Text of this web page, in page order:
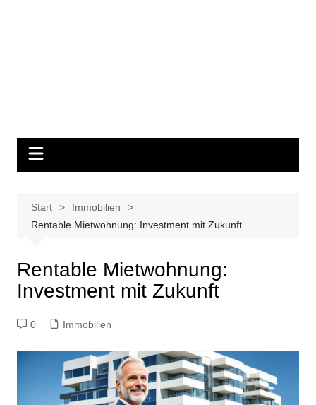
Start
Immobilien
Rentable Mietwohnung: Investment mit Zukunft
Rentable Mietwohnung:
Investment mit Zukunft
0 Immobilien